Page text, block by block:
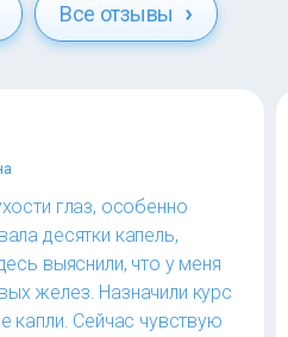
Все отзывы
глаз, особенно
десятки капель,
выяснили, что у меня
желез. Назначили курс
капли. Сейчас чувствую